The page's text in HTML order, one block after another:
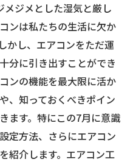
ジメとした湿気と厳し
ンは私たちの生活に欠か
かし、エアコンをただ運
分に引き出すことができ
ンの機能を最大限に活か
、知っておくべきポイン
ます。特にこの7月に意識
定方法、さらにエアコン
紹介します。エアコン工